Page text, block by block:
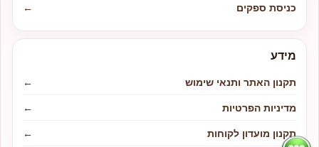
כניסת ספקים
←
מידע
תקנון האתר ותנאי שימוש
←
מדיניות הפרטיות
←
תקנון מועדון לקוחות
←